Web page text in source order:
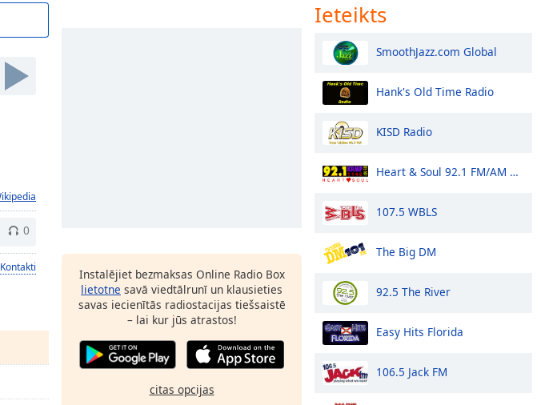
0
Kontakti
Instalējiet bezmaksas Online Radio Box
lietotne savā viedtālrunī un klausieties
savas iecienītās radiostacijas tiešsaistē
– lai kur jūs atrastos!
citas opcijas
Ieteikts
SmoothJazz.com Global
Hank's Old Time Radio
KISD Radio
Heart & Soul 92.1 FM/AM 1140 - KRMP
107.5 WBLS
The Big DM
92.5 The River
Easy Hits Florida
106.5 Jack FM